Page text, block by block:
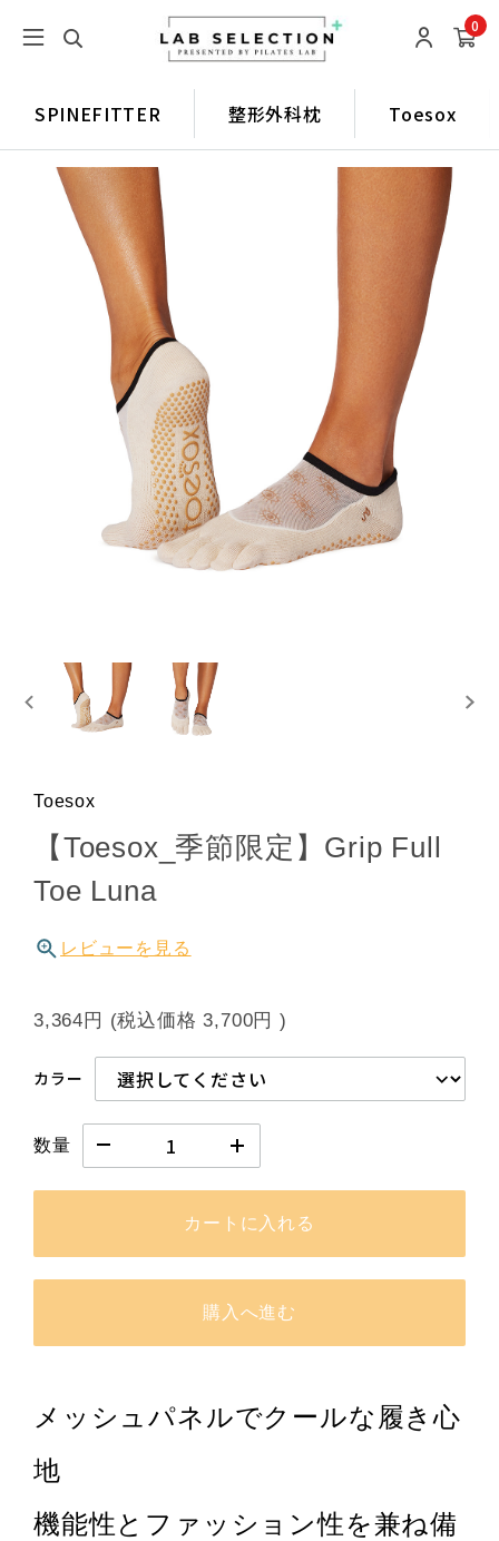
0
SPINEFITTER 整形外科枕 Toesox
Toesox
【Toesox_季節限定】Grip Full
Toe Luna
レビューを見る
3,364円 (税込価格3,700円 )
カラー
数量
カートに入れる
購入へ進む
メッシュパネルでクールな履き心
地
機能性とファッション性を兼ね備